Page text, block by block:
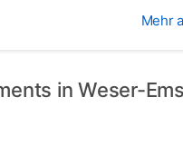
Mehr
in Weser-Ems